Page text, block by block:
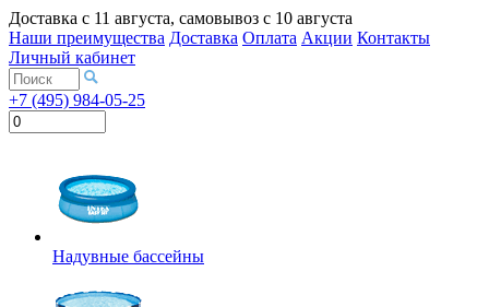
Доставка с 11 августа, самовывоз с 10 августа
Наши преимущества Доставка Оплата Акции Контакты
Личный кабинет
+7 (495) 984-05-25
Надувные бассейны